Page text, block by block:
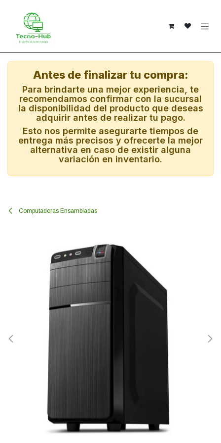
Antes de finalizar tu compra:
Para brindarte una mejor experiencia, te
recomendamos confirmar con la sucursal
la disponibilidad del producto que deseas
adquirir antes de realizar tu pago.
Esto nos permite asegurarte tiempos de
entrega más precisos y ofrecerte la mejor
alternativa en caso de existir alguna
variación en inventario.
Computadoras Ensambladas